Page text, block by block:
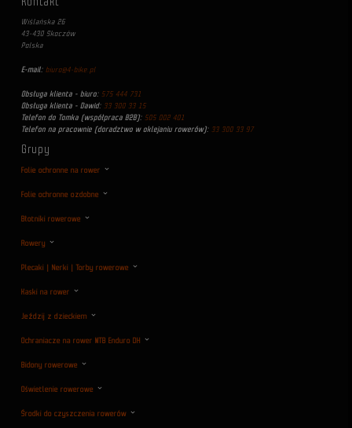
Wiślańska 26
43-430 Skoczów
Polska
E-mail: biuro@4-bike.pl
Obsługa klienta - biuro: 575 444 731
Obsługa klienta - Dawid: 33 300 33 15
Telefon do Tomka (współpraca B2B): 505 002 401
Telefon na pracownie (doradztwo w oklejaniu rowerów): 33 300 33 97
Grupy
Folie ochronne na rower
Folie ochronne ozdobne
Błotniki rowerowe
Rowery
Plecaki | Nerki | Torby rowerowe
Kaski na rower
Jeździj z dzieckiem
Ochraniacze na rower MTB Enduro DH
Bidony rowerowe
Oświetlenie rowerowe
Środki do czyszczenia rowerów